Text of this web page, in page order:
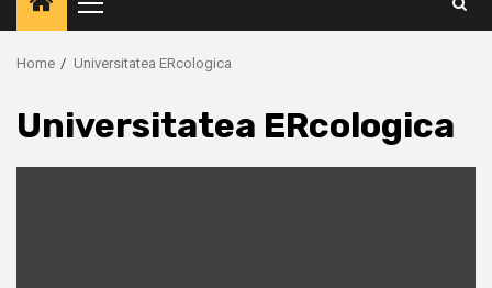
Primary
Menu
Home Universitatea ERcologica
Universitatea ERcologica